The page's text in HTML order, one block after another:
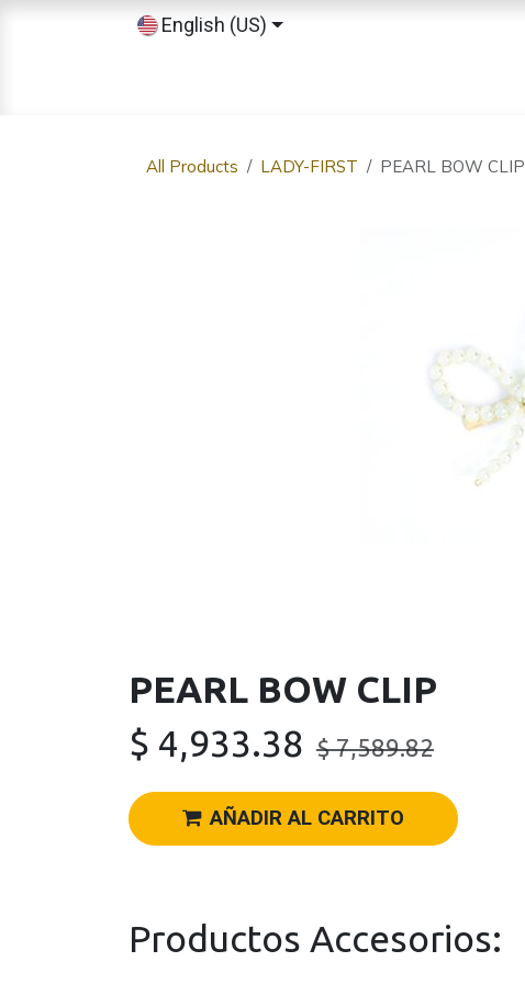
English (US)
All Products LADY-FIRST PEARL BOW CLIP
PEARL BOW CLIP
$ 4,933.38 $7,589.82
AÑADIR AL CARRITO
Productos Accesorios: